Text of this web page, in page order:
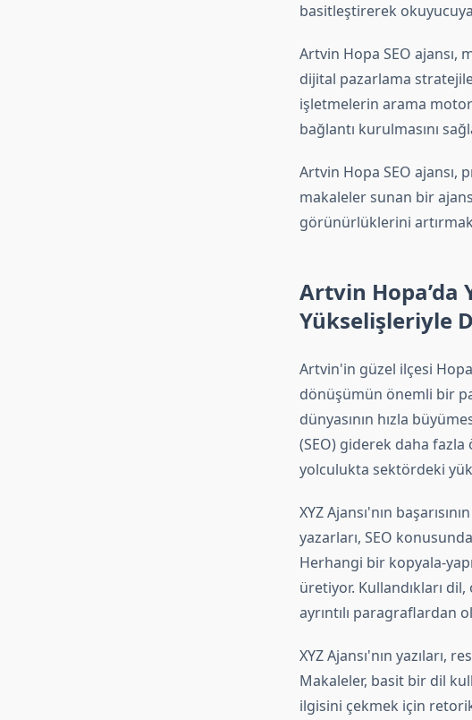
basitleştirerek
Artvin Hopa SEO
dijital pazarlama
işletmelerin arama
bağlantı kurulmasını
Artvin Hopa SEO ajansı,
makaleler sunan bir
görünürlüklerini
Artvin Hopa’da
Yükselişleriyle
Artvin'in güzel ilçesi
dönüşümün önemli bir
dünyasının hızla
(SEO) giderek daha fazla
yolculukta sektördeki
XYZ Ajansı'nın
yazarları, SEO
Herhangi bir kopyala-
üretiyor. Kullandıkları
ayrıntılı paragraflardan
XYZ Ajansı'nın yazıları,
Makaleler, basit bir dil
ilgisini çekmek için